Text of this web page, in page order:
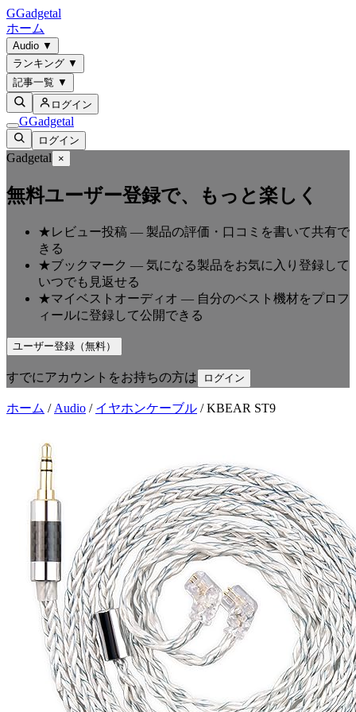
GGadgetal
ホーム
Audio ▼
ランキング ▼
記事一覧 ▼
ログイン
GGadgetal
ログイン
Gadgetal ×
無料ユーザー登録で、もっと楽しく
★レビュー投稿 — 製品の評価・口コミを書いて共有で
きる
★ブックマーク — 気になる製品をお気に入り登録して
いつでも見返せる
★マイベストオーディオ — 自分のベスト機材をプロフ
ィールに登録して公開できる
ユーザー登録（無料）
すでにアカウントをお持ちの方は ログイン
ホーム / Audio / イヤホンケーブル /KBEAR ST9